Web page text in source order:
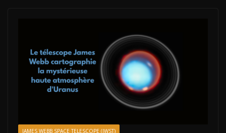
JAMES WEBB SPACE TELESCOPE (JWST)